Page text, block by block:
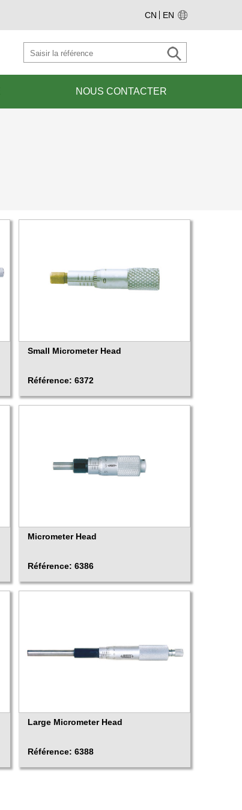
CN EN
NOUS CONTACTER
Small Micrometer Head
Référence: 6372
Micrometer Head
Référence: 6386
Large Micrometer Head
Référence: 6388